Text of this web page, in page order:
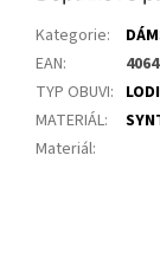
Kategorie:
EAN:
TYP OBUVI:
MATERIÁL:
Materiál: